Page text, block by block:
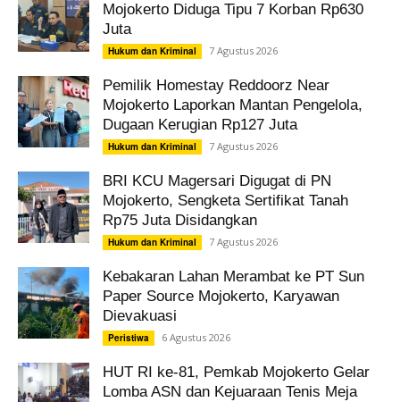
Mojokerto Diduga Tipu 7 Korban Rp630
Juta
Hukum dan Kriminal 7 Agustus 2026
Pemilik Homestay Reddoorz Near
Mojokerto Laporkan Mantan Pengelola,
Dugaan Kerugian Rp127 Juta
Hukum dan Kriminal 7 Agustus 2026
BRI KCU Magersari Digugat di PN
Mojokerto, Sengketa Sertifikat Tanah
Rp75 Juta Disidangkan
Hukum dan Kriminal 7 Agustus 2026
Kebakaran Lahan Merambat ke PT Sun
Paper Source Mojokerto, Karyawan
Dievakuasi
Peristiwa 6 Agustus 2026
HUT RI ke-81, Pemkab Mojokerto Gelar
Lomba ASN dan Kejuaraan Tenis Meja